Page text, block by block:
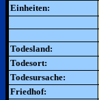
Einheiten:
Todesland:
Todesort:
Todesursache:
Friedhof: